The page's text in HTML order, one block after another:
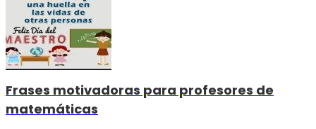
Frases motivadoras para profesores de
matemáticas